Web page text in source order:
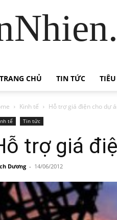
TRANG CHỦ TIN TỨC
Kinh tế Hỗ trợ giá điện cho dự
tế Tin tức
trợ giá
Dương - 14/06/2012